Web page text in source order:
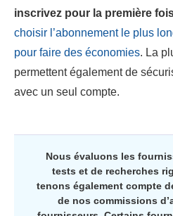
inscrivez pour la première
choisir l’abonnement le plus
pour faire des économies. La
permettent également de
avec un seul compte.
Nous évaluons les
tests et de recherches
tenons également compte
de nos commissions